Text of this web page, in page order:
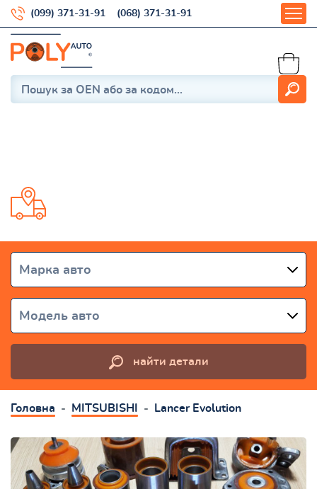
(099) 371-31-91 (068) 371-31-91
Марка авто
Модель авто
найти детали
Головна MITSUBISHI Lancer Evolution